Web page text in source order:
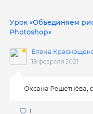
Урок «Объединяем
Photoshop»
Елена
18 февраля 2021
Оксана Решетнёва,